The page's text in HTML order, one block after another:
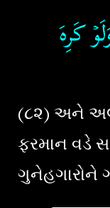
كَرِهَ
(૮૨) અને
ફરમાન વડે